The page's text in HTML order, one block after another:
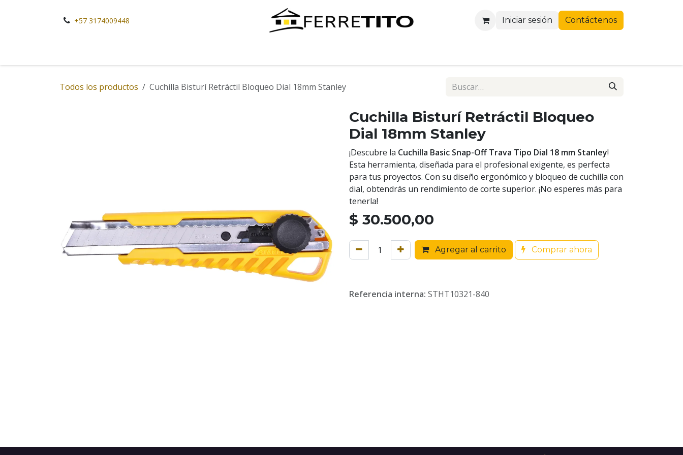
+57 3174009448
Iniciar sesión Contáctenos
Todos los productos Cuchilla Bisturí Retráctil Bloqueo Dial 18mm Stanley
Cuchilla Bisturí Retráctil Bloqueo
Dial 18mm Stanley
¡Descubre la Cuchilla Basic Snap-Off Trava Tipo Dial 18 mm Stanley!
Esta herramienta, diseñada para el profesional exigente, es perfecta
para tus proyectos. Con su diseño ergonómico y bloqueo de cuchilla con
dial, obtendrás un rendimiento de corte superior. ¡No esperes más para
tenerla!
$ 30.500,00
Agregar al carrito Comprar ahora
Referencia interna: STHT10321-840